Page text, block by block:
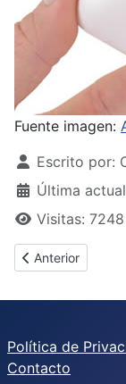
Fuente imagen:
Detalles
Escrito por:
Última
Visitas: 7248
Artículo anterior:
Anterior
Política de
Contacto